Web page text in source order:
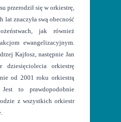
przerodził się w orkiestrę,
znaczyła swą obecność
jak również
ewangelizacyjnym.
Kajfosz, następnie Jan
dziesięciolecia orkiestrę
od 2001 roku orkiestrą
to prawdopodobnie
z wszystkich orkiestr